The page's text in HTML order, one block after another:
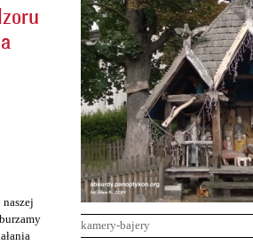
kamery-bajery